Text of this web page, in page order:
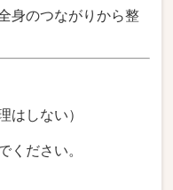
身のつながりから整
はしない）
ください。